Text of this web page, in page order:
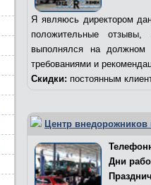
Я являюсь директором
положительные
выполнялся на должном
требованиями и
Скидки: постоянным
Центр внедорожников
Дни